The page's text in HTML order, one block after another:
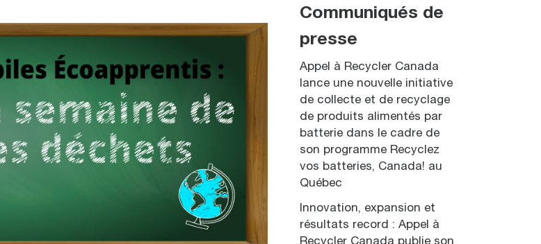
Communiqués de
presse
Appel à Recycler Canada
lance une nouvelle initiative
de collecte et de recyclage
de produits alimentés par
batterie dans le cadre de
son programme Recyclez
vos batteries, Canada! au
Québec
Innovation, expansion et
résultats record : Appel à
Recycler Canada publie son